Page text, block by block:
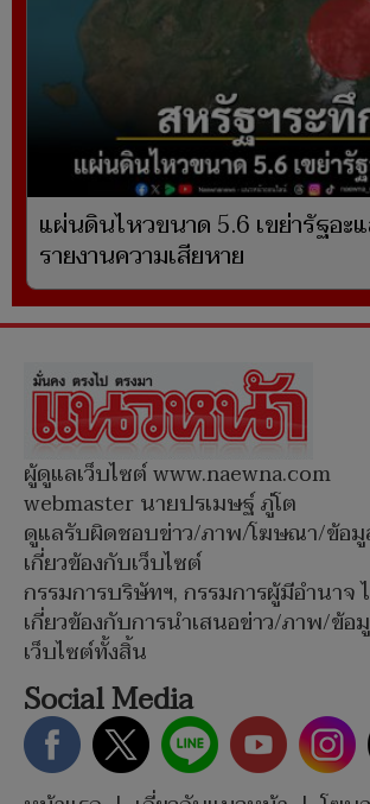
แผ่นดินไหวขนาด 5.6 เขย่ารัฐอะ
รายงานความเสียหาย
ผู้ดูแลเว็บไซต์ www.naewna.com
webmaster นายปรเมษฐ์ ภู่โต
ดูแลรับผิดชอบข่าว/ภาพ/โฆษณา/ข้อ
เกี่ยวข้องกับเว็บไซต์
กรรมการบริษัทฯ, กรรมการผู้มีอำนาจ
เกี่ยวข้องกับการนำเสนอข่าว/ภาพ/ข้อ
เว็บไซต์ทั้งสิ้น
Social Media